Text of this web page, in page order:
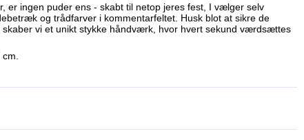
er ingen puder ens - skabt til netop jeres fest, I vælger selv
og trådfarver i kommentarfeltet. Husk blot at sikre de
vi et unikt stykke håndværk, hvor hvert sekund værdsættes